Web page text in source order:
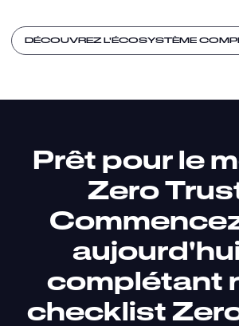
DÉCOUVREZ L'ÉCOSYSTÈME
Prêt pour le
Zero
complétant
checklist